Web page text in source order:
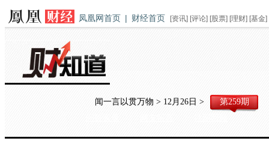
凤凰网首页 | 财经首页 [资讯] [评论] [股票] [理财] [基金]
闻一言以贯万物 > 12月26日 >
第259期